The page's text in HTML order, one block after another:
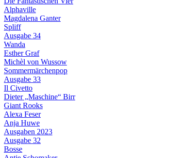
Alphaville
Magdalena Ganter
Spliff
Ausgabe 34
Wanda
Esther Graf
Michèl von Wussow
Sommermärchenpop
Ausgabe 33
Il Civetto
Dieter „Maschine“ Birr
Giant Rooks
Alexa Feser
Anja Huwe
Ausgaben 2023
Ausgabe 32
Bosse